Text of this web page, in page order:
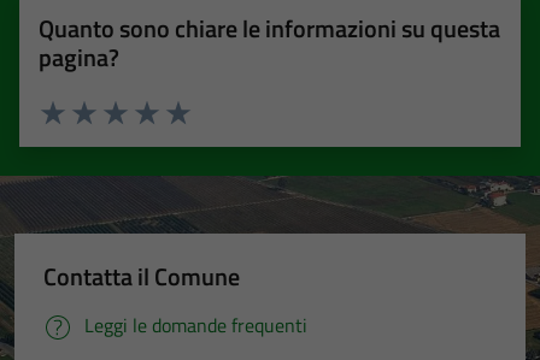
Quanto sono chiare le informazioni su questa
pagina?
Valuta 5 stelle su 5
Valuta 4 stelle su 5
Valuta 3 stelle su 5
Valuta 2 stelle su 5
Valuta 1 stelle su 5
Contatta il Comune
Leggi le domande frequenti